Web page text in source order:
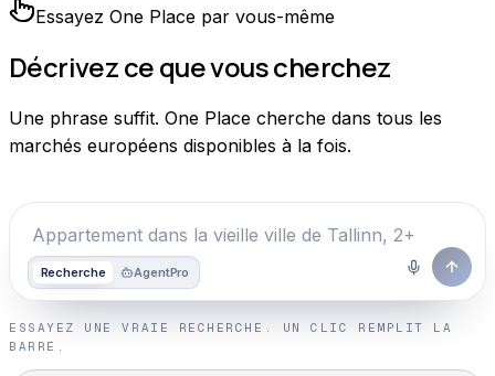
Essayez One Place par vous-même
Décrivez ce que vous cherchez
Une phrase suffit. One Place cherche dans tous les
marchés européens disponibles à la fois.
Recherche AgentPro
ESSAYEZ UNE VRAIE RECHERCHE. UN CLIC REMPLIT LA
BARRE.